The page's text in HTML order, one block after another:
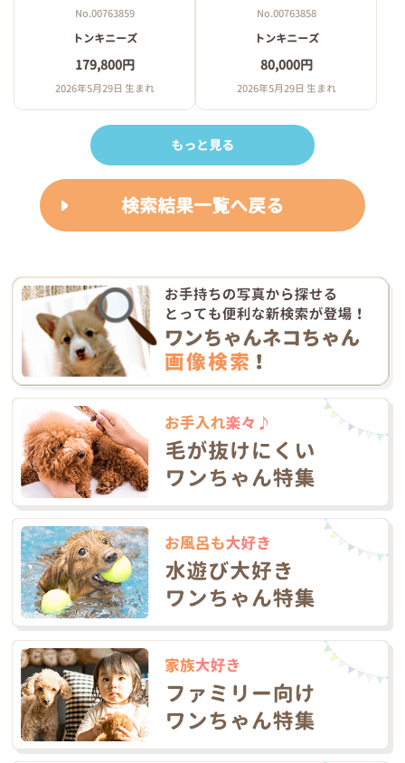
No.00763859
トンキニーズ
179,800円
2026年5月29日 生まれ
No.00763858
トンキニーズ
80,000円
2026年5月29日 生まれ
もっと見る
検索結果一覧へ戻る